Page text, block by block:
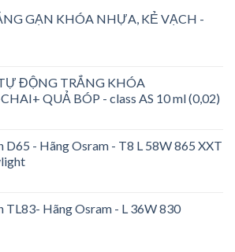
GẠN KHÓA NHỰA, KẺ VẠCH -
ĐỘNG TRẮNG KHÓA
QUẢ BÓP - class AS 10 ml (0,02)
D65 - Hãng Osram - T8 L 58W 865 XXT
TL83- Hãng Osram - L 36W 830